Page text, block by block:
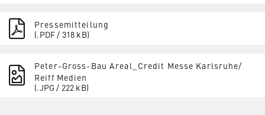
Pressemitteilung
(.PDF / 318 kB)
Peter-Gross-Bau Areal_Credit Messe Karlsruhe/
Reiff Medien
(.JPG / 222 kB)